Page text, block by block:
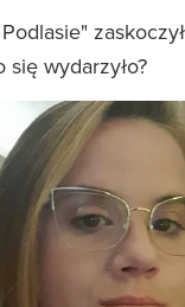
wydarzyło?